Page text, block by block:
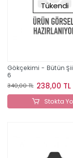
Tükendi
Gökçekimi - Bütün
6
340,00 TL 238,00 TL
Stokta